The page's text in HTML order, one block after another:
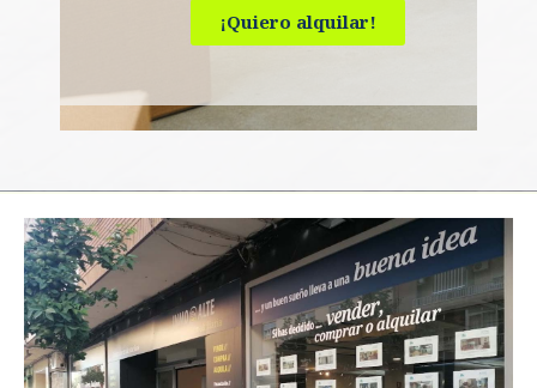
¡Quiero alquilar!